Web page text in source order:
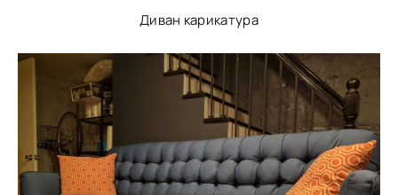
Диван карикатура